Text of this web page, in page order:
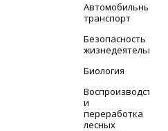
Автомобильный
транспорт
Безопасность
жизнедеятельности
Биология
Воспроизводство
и
переработка
лесных